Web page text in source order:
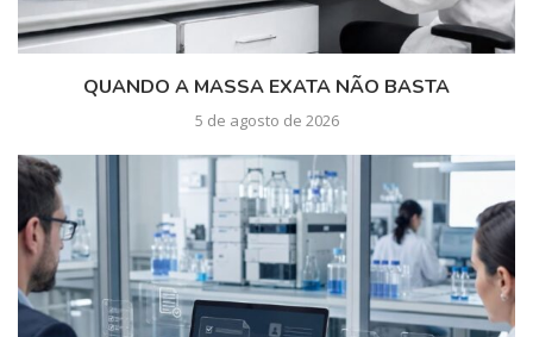
QUANDO A MASSA EXATA NÃO BASTA
5 de agosto de 2026